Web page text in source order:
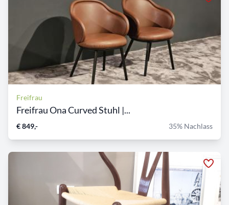
Freifrau
Freifrau Ona Curved Stuhl |...
€ 849,- 35% Nachlass